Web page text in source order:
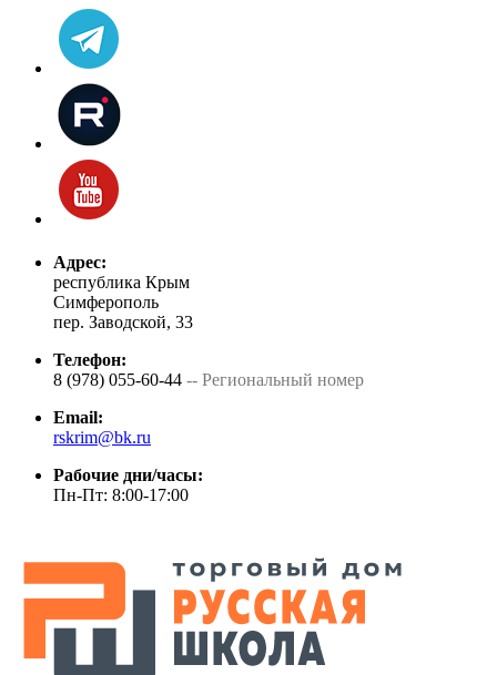
Адрес:
республика Крым
Симферополь
пер. Заводской, 33
Телефон:
8 (978) 055-60-44 -- Региональный номер
Email:
rskrim@bk.ru
Рабочие дни/часы:
Пн-Пт: 8:00-17:00